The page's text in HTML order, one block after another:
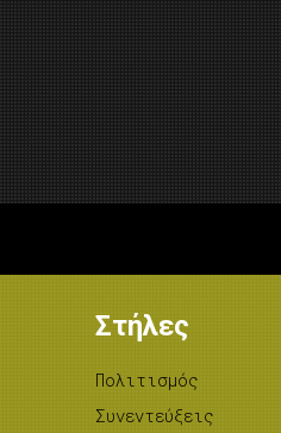
Στήλες
Πολιτισμός
Συνεντεύξεις